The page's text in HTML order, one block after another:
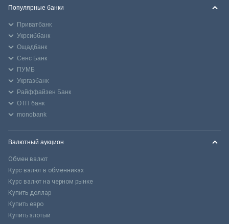
Популярные банки
Приватбанк
Укрсиббанк
Ощадбанк
Сенс Банк
ПУМБ
Укргазбанк
Райффайзен Банк
ОТП банк
monobank
Валютный аукцион
Обмен валют
Курс валют в обменниках
Курс валют на черном рынке
Купить доллар
Купить евро
Купить злотый